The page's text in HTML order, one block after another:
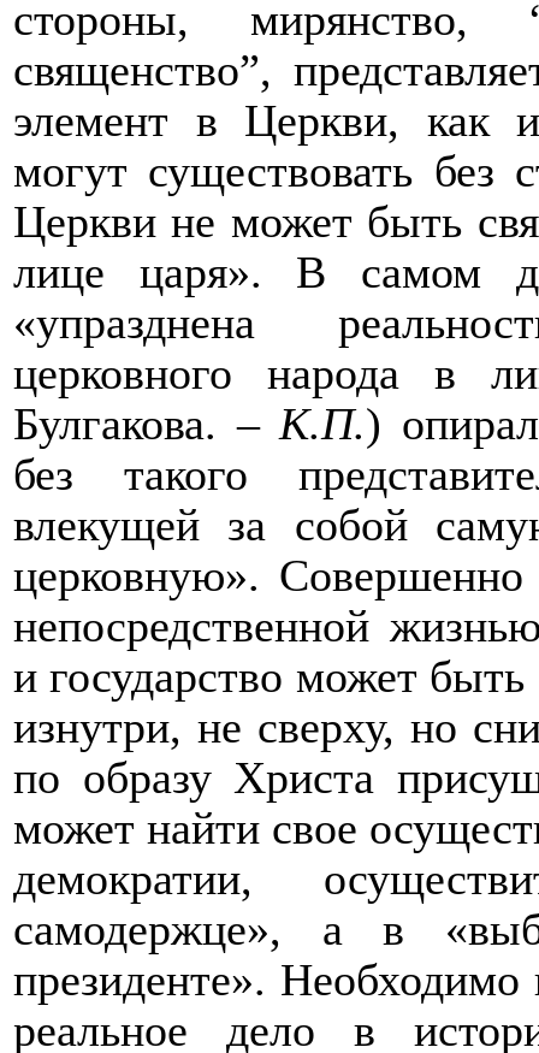
стороны, мирянство,
священство”,
элемент в Церкви, как
могут существовать без
Церкви не может быть
лице царя». В самом
«упразднена
церковного народа в
Булгакова. –К.П.)
без такого
влекущей за собой
церковную». Совершенно
непосредственной
и государство может быть
изнутри, не сверху, но
по образу Христа
может найти свое
демократии,
самодержце», а в
президенте».
реальное дело в